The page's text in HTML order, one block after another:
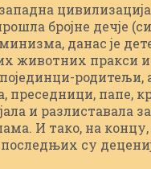
бројне дечје
данас је
животних пракси
родитељи,
преседници, папе,
и разлиставала
И тако, на
су